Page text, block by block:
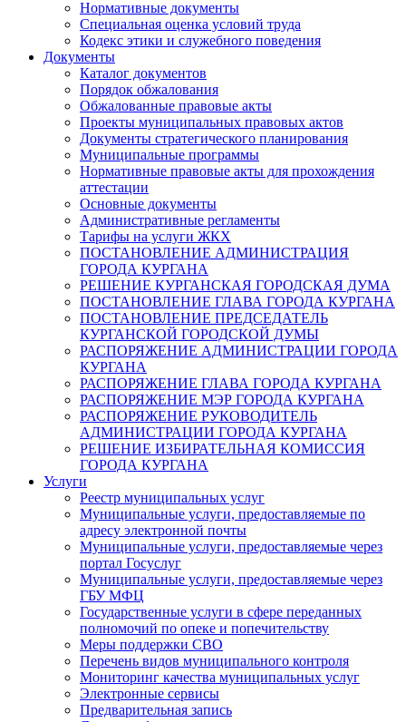
Нормативные документы
Специальная оценка условий труда
Кодекс этики и служебного поведения
Документы
Каталог документов
Порядок обжалования
Обжалованные правовые акты
Проекты муниципальных правовых актов
Документы стратегического планирования
Муниципальные программы
Нормативные правовые акты для прохождения
аттестации
Основные документы
Административные регламенты
Тарифы на услуги ЖКХ
ПОСТАНОВЛЕНИЕ АДМИНИСТРАЦИЯ
ГОРОДА КУРГАНА
РЕШЕНИЕ КУРГАНСКАЯ ГОРОДСКАЯ ДУМА
ПОСТАНОВЛЕНИЕ ГЛАВА ГОРОДА КУРГАНА
ПОСТАНОВЛЕНИЕ ПРЕДСЕДАТЕЛЬ
КУРГАНСКОЙ ГОРОДСКОЙ ДУМЫ
РАСПОРЯЖЕНИЕ АДМИНИСТРАЦИИ ГОРОДА
КУРГАНА
РАСПОРЯЖЕНИЕ ГЛАВА ГОРОДА КУРГАНА
РАСПОРЯЖЕНИЕ МЭР ГОРОДА КУРГАНА
РАСПОРЯЖЕНИЕ РУКОВОДИТЕЛЬ
АДМИНИСТРАЦИИ ГОРОДА КУРГАНА
РЕШЕНИЕ ИЗБИРАТЕЛЬНАЯ КОМИССИЯ
ГОРОДА КУРГАНА
Услуги
Реестр муниципальных услуг
Муниципальные услуги, предоставляемые по
адресу электронной почты
Муниципальные услуги, предоставляемые через
портал Госуслуг
Муниципальные услуги, предоставляемые через
ГБУ МФЦ
Государственные услуги в сфере переданных
полномочий по опеке и попечительству
Меры поддержки СВО
Перечень видов муниципального контроля
Мониторинг качества муниципальных услуг
Электронные сервисы
Предварительная запись